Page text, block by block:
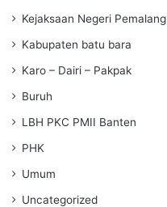
Kejaksaan Negeri Pemalang
Kabupaten batu bara
Karo – Dairi – Pakpak
Buruh
LBH PKC PMII Banten
PHK
Umum
Uncategorized